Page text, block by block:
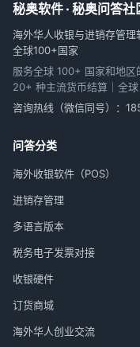
秘奥软件 · 秘奥问答社
海外华人收银与进销存管理
全球100+国家
服务全球 100+ 国家和地区
20+ 种主流货币结算｜全
咨询热线（微信同号）：
问答分类
海外收银软件（POS）
进销存管理
多语言版本
税务电子发票对接
收银硬件
订货商城
海外华人创业交流